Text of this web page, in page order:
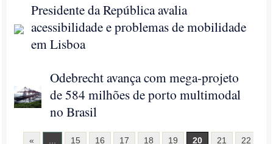
Presidente da República avalia
acessibilidade e problemas de mobilidade
em Lisboa
Odebrecht avança com mega-projeto
de 584 milhões de porto multimodal
no Brasil
« 15 16 17 18 19 20 21 22